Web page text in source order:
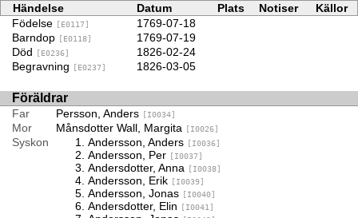
Händelse Datum Plats Notiser
Källor
Födelse
[E0117]
1769-07-18
Barndop
[E0118]
1769-07-19
Död
[E0236]
1826-02-24
Begravning
[E0237] 1826-03-05
Föräldrar
Far Persson, Anders [I0034]
Mor Månsdotter Wall, Margita [I0026]
Syskon Andersson, Anders [I0036]
Andersson, Per [I0037]
Andersdotter, Anna [I0038]
Andersson, Erik [I0039]
Andersson, Jonas [I0040]
Andersdotter, Elin [I0041]